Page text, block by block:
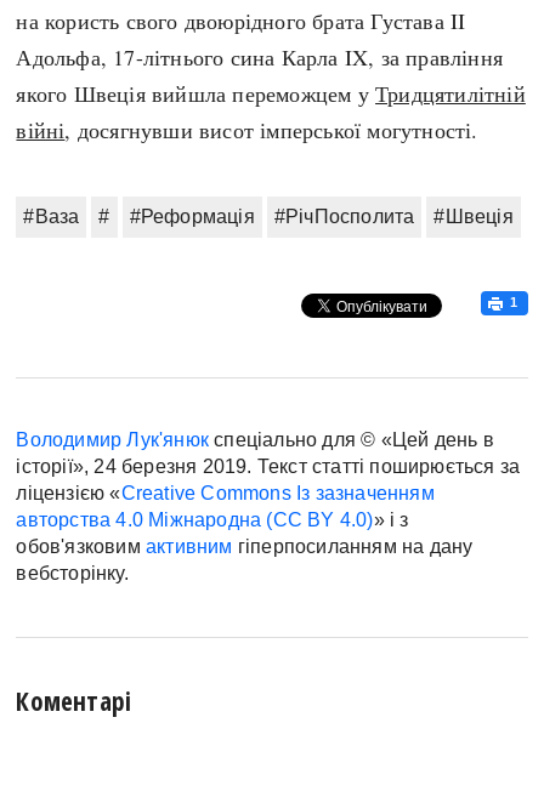
на користь свого двоюрідного брата Густава II
Адольфа, 17-літнього сина Карла IX, за правління
якого Швеція вийшла переможцем уТридцятилітній
війні, досягнувши висот імперської могутності.
#Ваза # #Реформація #РічПосполита #Швеція
1
Володимир Лук'янюк спеціально для © «Цей день в
історії», 24 березня 2019. Текст статті поширюється за
ліцензією «Creative Commons Із зазначенням
авторства 4.0 Міжнародна (CC BY 4.0)» і з
обов'язковимактивним гіперпосиланням на дану
вебсторінку.
Коментарі